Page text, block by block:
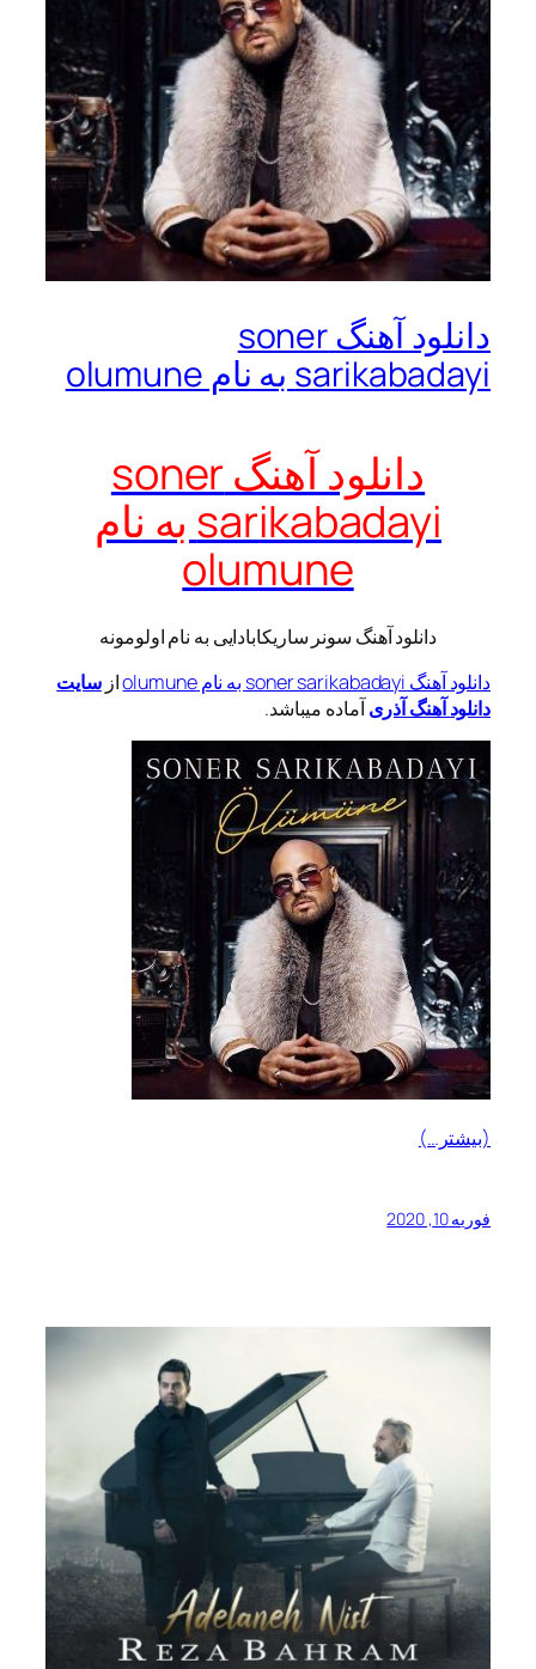
دانلود آهنگ soner
sarikabadayi به نام olumune
دانلود آهنگ soner
sarikabadayi به نام
olumune
دانلود آهنگ سونر ساریکابادایی به نام اولومونه
دانلود آهنگ soner sarikabadayi به نام olumune
ازسایت
دانلود آهنگ آذریآماده میباشد.
(بیشتر…)
فوریه 10, 2020